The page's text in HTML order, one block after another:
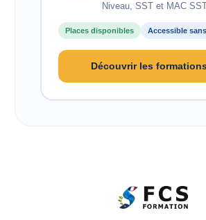
Niveau, SST et MAC
Places disponibles Accessible
Découvrir les